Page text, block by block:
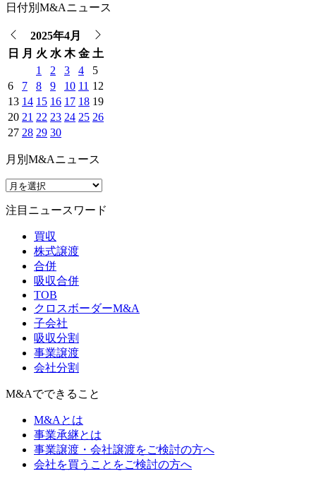
日付別M&Aニュース
2025年4月
日
月 火 水 木 金 土
1
2 3 4
5
6
7 8 9 10 11 12
13 14 15 16 17 18 19
20 21 22 23 24 25 26
27 28 29 30
月別M&Aニュース
注目ニュースワード
買収
株式譲渡
合併
吸収合併
TOB
クロスボーダーM&A
子会社
吸収分割
事業譲渡
会社分割
M&Aでできること
M&Aとは
事業承継とは
事業譲渡・会社譲渡をご検討の方へ
会社を買うことをご検討の方へ